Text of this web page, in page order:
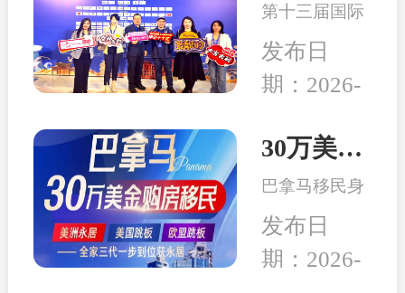
家庭萌生海外
身份规划、子
女教育、全球
生活布局等需
务行业迎来新
的发展机遇。
第十三届国际
移民及出入境
服务行业高峰
论坛在中国南
次峰会以“破
未来”为主
题，吸引了来
自全球几十个
国家的数千位
发布日
期：2026-
30万美元买房送巴拿马永居：高性价比、税务规划、入籍大揭秘！
巴拿马移民身
份开始受到很
多客户的青
睐，究其原因
发布日
期：2026-